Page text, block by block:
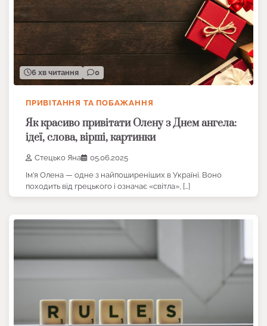
6 хв читання 0
ПРИВІТАННЯ ТА ПОБАЖАННЯ
Як красиво привітати Олену з Днем ангела:
ідеї, слова, вірші, картинки
Стецько Яна
05.06.2025
Ім’я Олена — одне з найпоширеніших в Україні. Воно
походить від грецького і означає «світла», […]